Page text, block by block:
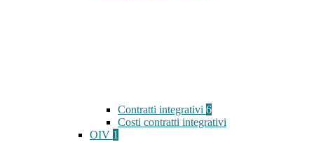
Contratti integrativi 6
Costi contratti integrativi
OIV 1